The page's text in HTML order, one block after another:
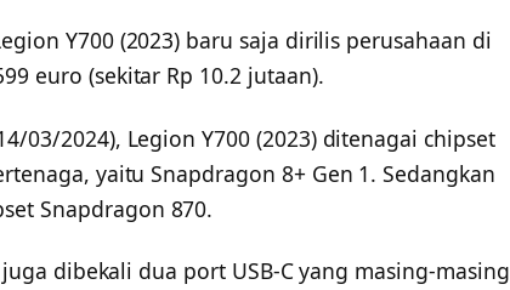
Y700 (2023) baru saja dirilis perusahaan di
euro (sekitar Rp 10.2 jutaan).
03/2024), Legion Y700 (2023) ditenagai chipset
yaitu Snapdragon 8+ Gen 1. Sedangkan
Snapdragon 870.
dibekali dua port USB-C yang masing-masing